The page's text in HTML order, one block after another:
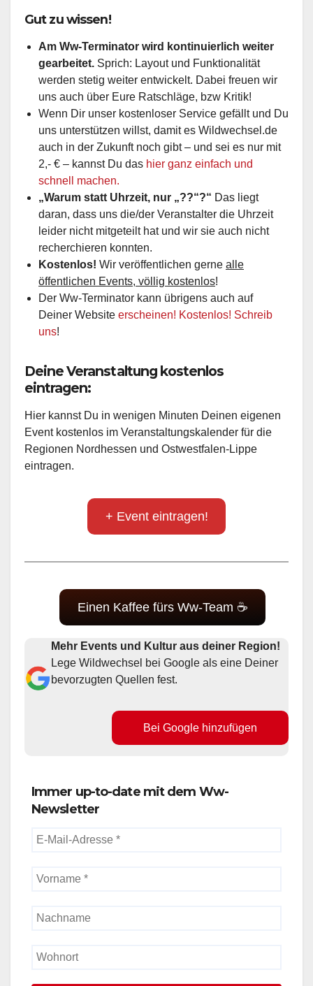
Gut zu wissen!
Am Ww-Terminator wird kontinuierlich weiter
gearbeitet. Sprich: Layout und Funktionalität
werden stetig weiter entwickelt. Dabei freuen wir
uns auch über Eure Ratschläge, bzw Kritik!
Wenn Dir unser kostenloser Service gefällt und Du
uns unterstützen willst, damit es Wildwechsel.de
auch in der Zukunft noch gibt – und sei es nur mit
2,- € – kannst Du das hier ganz einfach und
schnell machen.
„Warum statt Uhrzeit, nur „??“?“ Das liegt
daran, dass uns die/der Veranstalter die Uhrzeit
leider nicht mitgeteilt hat und wir sie auch nicht
recherchieren konnten.
Kostenlos! Wir veröffentlichen gerne alle
öffentlichen Events, völlig kostenlos!
Der Ww-Terminator kann übrigens auch auf
Deiner Website erscheinen! Kostenlos! Schreib
uns!
Deine Veranstaltung kostenlos
eintragen:
Hier kannst Du in wenigen Minuten Deinen eigenen
Event kostenlos im Veranstaltungskalender für die
Regionen Nordhessen und Ostwestfalen-Lippe
eintragen.
+ Event eintragen!
Einen Kaffee fürs Ww-Team ☕
Mehr Events und Kultur aus deiner Region!
Lege Wildwechsel bei Google als eine Deiner
bevorzugten Quellen fest.
Bei Google hinzufügen
Immer up-to-date mit dem Ww-
Newsletter